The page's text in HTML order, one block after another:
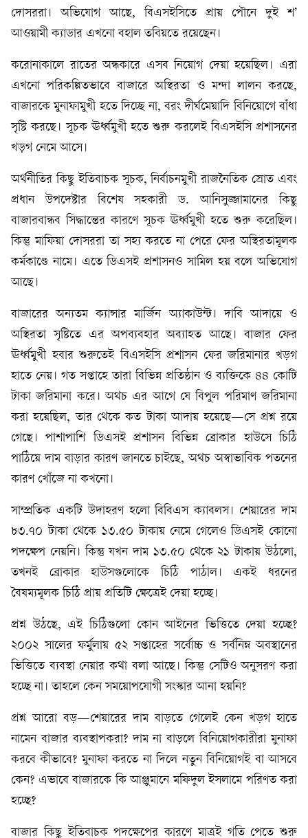
দোসররা। অভিযোগ আছে, বিএসইসিতে প্রায় পৌনে দুই শ’
আওয়ামী ক্যাডার এখনো বহাল তবিয়তে রয়েছেন।
করোনাকালে রাতের অন্ধকারে এসব নিয়োগ দেয়া হয়েছিল। এরা
এখনো পরিকল্পিতভাবে বাজারে অস্থিরতা ও মন্দা লালন করছে,
বাজারকে মুনাফামুখী হতে দিচ্ছে না, বরং দীর্ঘমেয়াদি বিনিয়োগে বাঁধা
সৃষ্টি করছে। সূচক ঊর্ধ্বমুখী হতে শুরু করলেই বিএসইসি প্রশাসনের
খড়গ নেমে আসে।
অর্থনীতির কিছু ইতিবাচক সূচক, নির্বাচনমুখী রাজনৈতিক স্রোত এবং
প্রধান উপদেষ্টার বিশেষ সহকারী ড. আনিসুজ্জামানের কিছু
বাজারবান্ধব সিদ্ধান্তের কারণে সূচক ঊর্ধ্বমুখী হতে শুরু করেছিল।
কিন্তু মাফিয়া দোসররা তা সহ্য করতে না পেরে ফের অস্থিরতামূলক
কর্মকাণ্ডে নামে। এতে ডিএসই প্রশাসনও সামিল হয় বলে অভিযোগ
আছে।
বাজারের অন্যতম ক্যান্সার মার্জিন অ্যাকাউন্ট। দাবি আদায়ে ও
অস্থিরতা সৃষ্টিতে এর অপব্যবহার অব্যাহত আছে। বাজার ফের
ঊর্ধ্বমুখী হবার শুরুতেই বিএসইসি প্রশাসন ফের জরিমানার খড়গ
হাতে নেয়। গত সপ্তাহে তারা বিভিন্ন প্রতিষ্ঠান ও ব্যক্তিকে ৪৪ কোটি
টাকা জরিমানা করে। অথচ এর আগে যে বিপুল পরিমাণ জরিমানা
করা হয়েছিল, তার থেকে কত টাকা আদায় হয়েছে—সে প্রশ্ন রয়ে
গেছে। পাশাপাশি ডিএসই প্রশাসন বিভিন্ন ব্রোকার হাউসে চিঠি
পাঠিয়ে দাম বাড়ার কারণ জানতে চাইছে, অথচ অস্বাভাবিক পতনের
কারণ খোঁজে না কখনো।
সাম্প্রতিক একটি উদাহরণ হলো বিবিএস ক্যাবলস। শেয়ারের দাম
৮৩.৭০ টাকা থেকে ১৩.৫০ টাকায় নেমে গেলেও ডিএসই কোনো
পদক্ষেপ নেয়নি। কিন্তু যখন দাম ১৩.৫০ থেকে ২১ টাকায় উঠলো,
তখনই ব্রোকার হাউসগুলোকে চিঠি পাঠাল। একই ধরনের
বৈষম্যমূলক চিঠি প্রায় প্রতিটি ক্ষেত্রেই দেয়া হচ্ছে।
প্রশ্ন উঠছে, এই চিঠিগুলো কোন আইনের ভিত্তিতে দেয়া হচ্ছে?
২০০২ সালের ফর্মুলায় ৫২ সপ্তাহের সর্বোচ্চ ও সর্বনিম্ন অবস্থানের
ভিত্তিতে ব্যবস্থা নেয়ার কথা বলা আছে। কিন্তু সেটিও অনুসরণ করা
হচ্ছে না। তাহলে কেন সময়োপযোগী সংস্কার আনা হয়নি?
প্রশ্ন আরো বড়—শেয়ারের দাম বাড়তে গেলেই কেন খড়গ হাতে
নামেন বাজার ব্যবস্থাপকরা? দাম না বাড়লে বিনিয়োগকারীরা মুনাফা
করবে কীভাবে? মুনাফা করতে না দিলে নতুন বিনিয়োগই বা আসবে
কেন? এভাবে বাজারকে কি আঞ্জুমানে মফিদুল ইসলামে পরিণত করা
হচ্ছে?
বাজার কিছু ইতিবাচক পদক্ষেপের কারণে মাত্রই গতি পেতে শুরু